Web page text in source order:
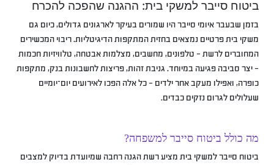
ביטוח סייבר למשקי בית: ההגנה שהפכה להכרח
בזמן שבעבר איומי סייבר היו שמורים בעיקר לארגונים גדולים, כיום גם
משקי בית פרטיים נמצאים בחזית המתקפות הדיגיטליות. ריבוי המכשירים
המחוברים לרשת – טלפונים, מחשבים, מצלמות אבטחה, טלוויזיות חכמות
– יצר סביבה פגיעה במיוחד. גניבת זהות, פריצות לחשבונות בנק, מתקפות
כופרה, ואפילו מעקב אחר ילדים – כל אלה הפכו לאירועים יום־יומיים
שעלולים לגרום נזקים כבדים.
מה כולל ביטוח סייבר למשפחה?
ביטוח סייבר למשקי בית מציע רשת הגנה רחבה שמיועדת בדיוק למצבים